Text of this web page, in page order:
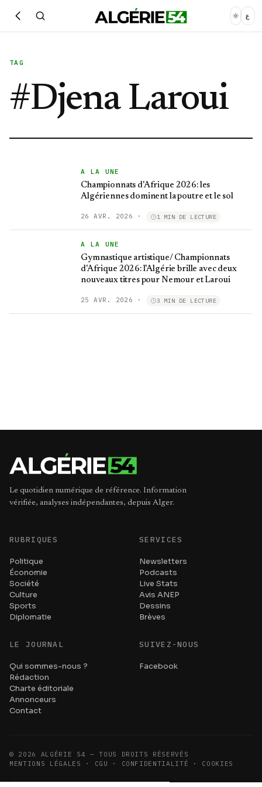
ع
TAG
#Djena Laroui
A LA UNE
Championnats d'Afrique 2026: les
Algériennes dominent la poutre et le sol
26 AVR. 2026 · 1 MIN DE LECTURE
A LA UNE
Gymnastique artistique/ Championnats
d'Afrique 2026: l'Algérie brille avec deux
nouveaux titres pour Nemour et Laroui
25 AVR. 2026 · 3 MIN DE LECTURE
Le quotidien numérique de référence. Information
vérifiée, analyses indépendantes, depuis Alger.
RUBRIQUES
Politique
Économie
Société
Culture
Sports
Diplomatie
SERVICES
Newsletters
Podcasts
Live Stats
Avis ANEP
Dessins
Brèves
LE JOURNAL
Qui sommes-nous ?
Rédaction
Charte éditoriale
Annonceurs
Contact
SUIVEZ-NOUS
Facebook
© 2026
ALGÉRIE 54 — TOUS DROITS RÉSERVÉS
MENTIONS LÉGALES · CGU · CONFIDENTIALITÉ · COOKIES